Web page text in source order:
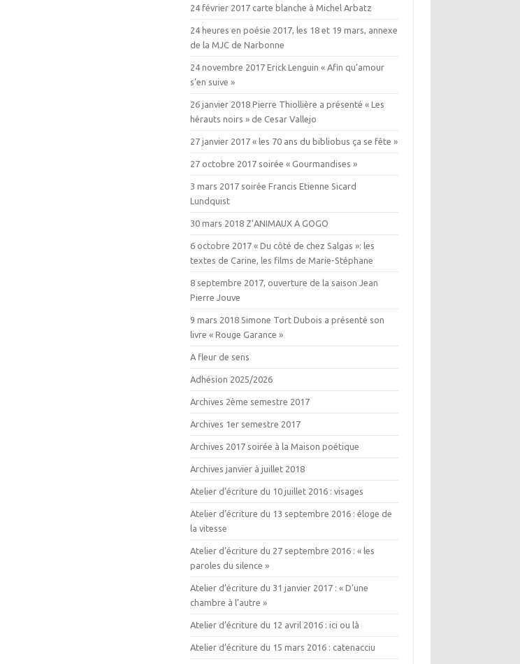
24 février 2017 carte blanche à Michel Arbatz
24 heures en poésie 2017, les 18 et 19 mars, annexe
de la MJC de Narbonne
24 novembre 2017 Erick Lenguin « Afin qu’amour
s’en suive »
26 janvier 2018 Pierre Thiollière a présenté « Les
hérauts noirs » de Cesar Vallejo
27 janvier 2017 « les 70 ans du bibliobus ça se fête »
27 octobre 2017 soirée « Gourmandises »
3 mars 2017 soirée Francis Etienne Sicard
Lundquist
30 mars 2018 Z’ANIMAUX A GOGO
6 octobre 2017 « Du côté de chez Salgas »: les
textes de Carine, les films de Marie-Stéphane
8 septembre 2017, ouverture de la saison Jean
Pierre Jouve
9 mars 2018 Simone Tort Dubois a présenté son
livre « Rouge Garance »
A fleur de sens
Adhésion 2025/2026
Archives 2ème semestre 2017
Archives 1er semestre 2017
Archives 2017 soirée à la Maison poétique
Archives janvier à juillet 2018
Atelier d’écriture du 10 juillet 2016 : visages
Atelier d’écriture du 13 septembre 2016 : éloge de
la vitesse
Atelier d’écriture du 27 septembre 2016 : « les
paroles du silence »
Atelier d’écriture du 31 janvier 2017 : « D’une
chambre à l’autre »
Atelier d’écriture du 12 avril 2016 : ici ou là
Atelier d’écriture du 15 mars 2016 : catenacciu